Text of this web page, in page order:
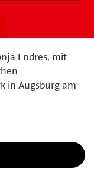
Endres, mit
in Augsburg am